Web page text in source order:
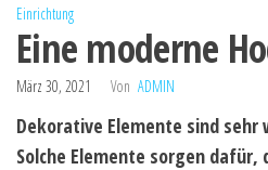
Einrichtung
Eine moderne
März 30, 2021 Von ADMIN
Dekorative Elemente sind
Solche Elemente sorgen dafür,